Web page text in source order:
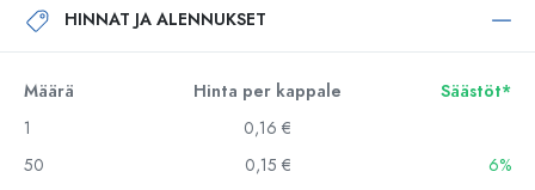
HINNAT JA ALENNUKSET
Määrä Hinta per kappale
Säästöt*
1
0,16 €
50
0,15 €
6%